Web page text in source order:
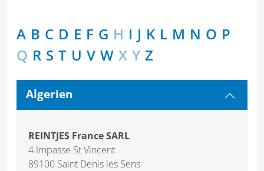
A B C D E F G H I J K L M N O P
Q R S T U V W X Y Z
Algerien
REINTJES France SARL
4 Impasse St Vincent
89100 Saint Denis les Sens